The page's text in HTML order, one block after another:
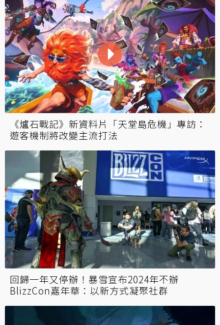
《爐石戰記》新資料片「天堂島危機」專訪：
遊客機制將改變主流打法
回歸一年又停辦！暴雪宣布2024年不辦
BlizzCon嘉年華：以新方式凝聚社群